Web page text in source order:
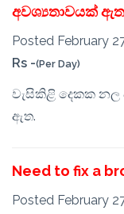
අවශ්‍යතාවයක්
Posted February
Rs -(Per Day)
වැසිකිළි දෙකක නල
ඇත.
Need to fix a
Posted February